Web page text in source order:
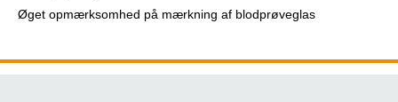
Øget opmærksomhed på mærkning af blodprøveglas